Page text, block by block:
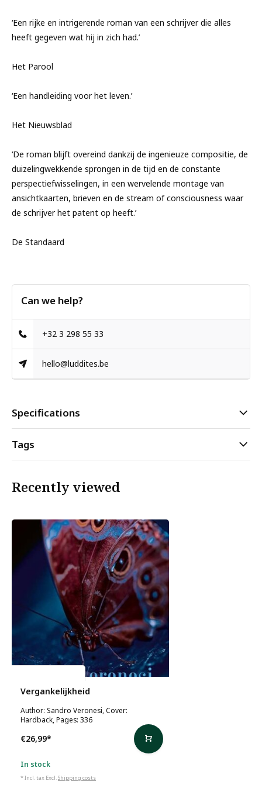
‘Een rijke en intrigerende roman van een schrijver die alles
heeft gegeven wat hij in zich had.’
Het Parool
‘Een handleiding voor het leven.’
Het Nieuwsblad
‘De roman blijft overeind dankzij de ingenieuze compositie, de
duizelingwekkende sprongen in de tijd en de constante
perspectiefwisselingen, in een wervelende montage van
ansichtkaarten, brieven en de stream of consciousness waar
de schrijver het patent op heeft.’
De Standaard
Can we help?
+32 3 298 55 33
hello@luddites.be
Specifications
Tags
Recently viewed
Vergankelijkheid
Author: Sandro Veronesi, Cover:
Hardback, Pages: 336
€26,99*
In stock
* Incl. tax Excl.Shipping costs